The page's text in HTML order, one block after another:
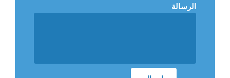
الرسالة